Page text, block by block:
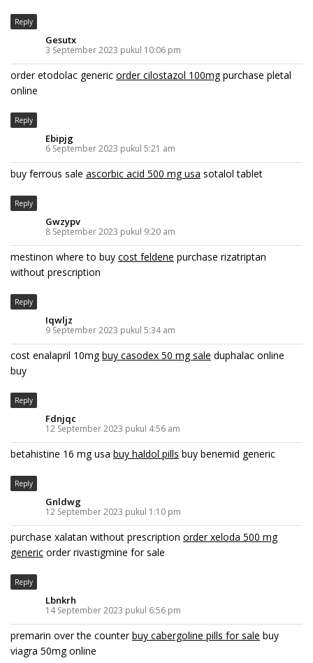
Reply
Gesutx
3 September 2023 pukul 10:06 pm
order etodolac generic order cilostazol 100mgpurchase pletal
online
Reply
Ebipjg
6 September 2023 pukul 5:21 am
buy ferrous sale ascorbic acid 500 mg usa sotalol tablet
Reply
Gwzypv
8 September 2023 pukul 9:20 am
mestinon where to buy cost feldene purchase rizatriptan
without prescription
Reply
Iqwljz
9 September 2023 pukul 5:34 am
cost enalapril 10mgbuy casodex 50 mg sale duphalac online
buy
Reply
Fdnjqc
12 September 2023 pukul 4:56 am
betahistine 16 mg usa buy haldol pills buy benemid generic
Reply
Gnldwg
12 September 2023 pukul 1:10 pm
purchase xalatan without prescription order xeloda 500 mg
generic order rivastigmine for sale
Reply
Lbnkrh
14 September 2023 pukul 6:56 pm
premarin over the counterbuy cabergoline pills for sale buy
viagra 50mg online